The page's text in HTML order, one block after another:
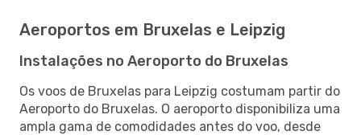
Aeroportos em Bruxelas e Leipzig
Instalações no Aeroporto do Bruxelas
Os voos de Bruxelas para Leipzig costumam partir do
Aeroporto do Bruxelas. O aeroporto disponibiliza uma
ampla gama de comodidades antes do voo, desde